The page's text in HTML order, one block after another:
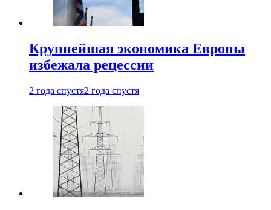
Крупнейшая экономика Европы
избежала рецессии
2 года спустя2 года спустя